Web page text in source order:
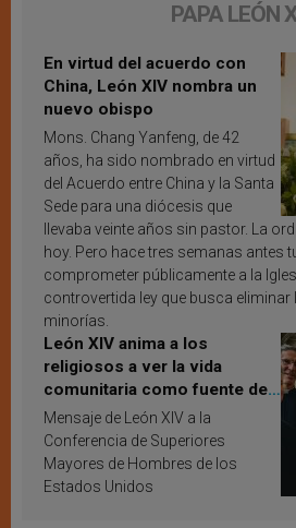
PAPA LEÓN
En virtud del acuerdo con
China, León XIV nombra un
nuevo obispo
Mons. Chang Yanfeng, de 42
años, ha sido nombrado en virtud
del Acuerdo entre China y la Santa
Sede para una diócesis que
llevaba veinte años sin pastor. La
hoy. Pero hace tres semanas antes
comprometer públicamente a la
controvertida ley que busca eliminar
minorías.
León XIV anima a los
religiosos a ver la vida
comunitaria como fuente de
inspiración y santificación
Mensaje de León XIV a la
Conferencia de Superiores
Mayores de Hombres de los
Estados Unidos